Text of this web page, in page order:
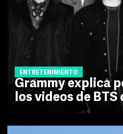
ENTRETENIMIENTO
Grammy explica
los videos de BTS